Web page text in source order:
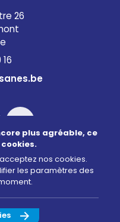
26
plus agréable, ce
nos cookies.
les paramètres des